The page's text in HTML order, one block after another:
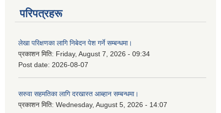
परिपत्रहरू
लेखा परिक्षणका लागि निबेदन पेश गर्ने सम्बन्धमा।
प्रकाशन मिति: Friday, August 7, 2026 - 09:34
Post date: 2026-08-07
सरुवा सहमतिका लागि दरखास्त आब्हान सम्बन्धमा।
प्रकाशन मिति: Wednesday, August 5, 2026 - 14:07